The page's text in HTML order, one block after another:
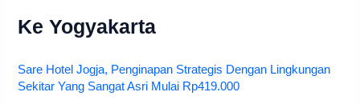
Ke Yogyakarta
Sare Hotel Jogja, Penginapan Strategis Dengan Lingkungan
Sekitar Yang Sangat Asri Mulai Rp419.000